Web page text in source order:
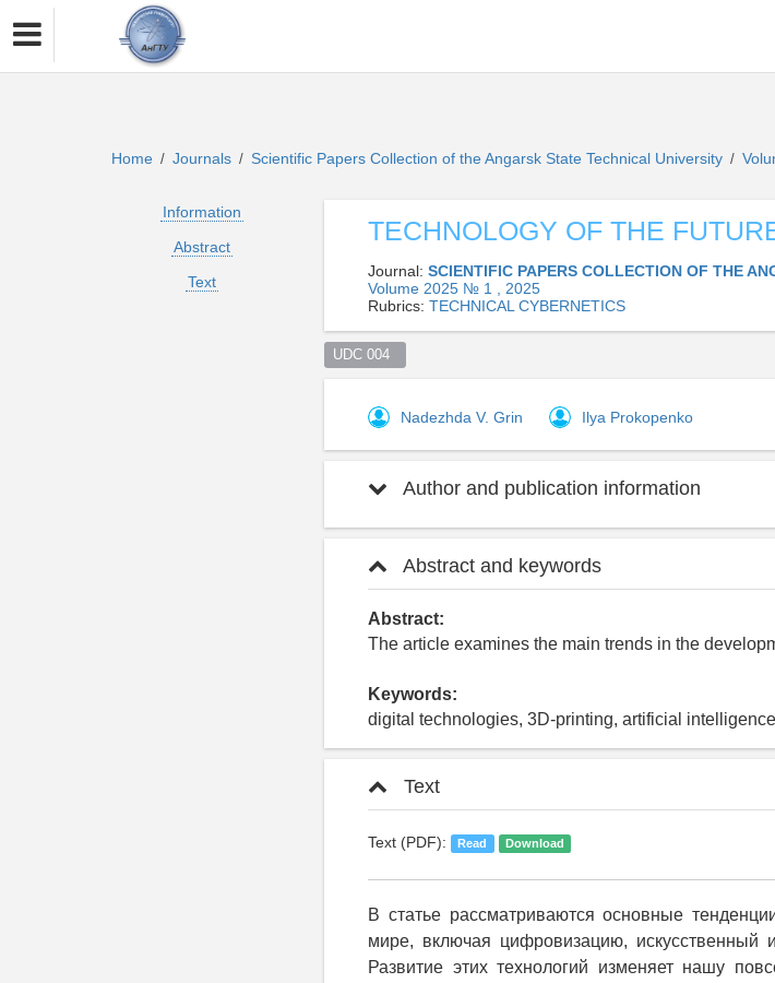
Home / Journals / Scientific Papers Collection of the Angarsk State Technical University /
Information
Abstract
Text
TECHNOLOGY OF THE
Journal: SCIENTIFIC PAPERS COLLECTION OF THE
Volume 2025 № 1 , 2025
Rubrics: TECHNICAL CYBERNETICS
UDC 004
Nadezhda V. Grin Ilya Prokopenko
Author and publication information
Abstract and keywords
Abstract:
The article examines the main trends in the
Keywords:
digital technologies, 3D-printing, artificial
Text
Text (PDF): Read Download
В статье рассматриваются основные
мире, включая цифровизацию, искусственный
Развитие этих технологий изменяет нашу